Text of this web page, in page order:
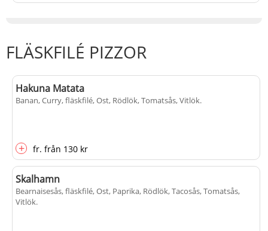
FLÄSKFILÉ PIZZOR
Hakuna Matata
Banan, Curry, fläskfilé, Ost, Rödlök, Tomatsås, Vitlök.
+ fr. från 130 kr
Skalhamn
Bearnaisesås, fläskfilé, Ost, Paprika, Rödlök, Tacosås, Tomatsås,
Vitlök.